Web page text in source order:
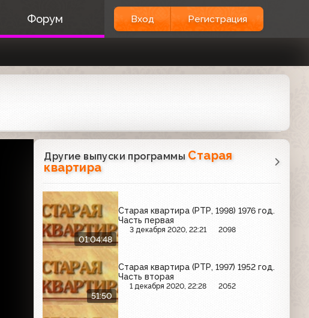
Форум Вход Регистрация
Другие выпуски программы Старая
квартира
01:04:48
Старая квартира (РТР, 1998) 1976 год.
Часть первая
3 декабря 2020, 22:21 2098
51:50
Старая квартира (РТР, 1997) 1952 год.
Часть вторая
1 декабря 2020, 22:28 2052